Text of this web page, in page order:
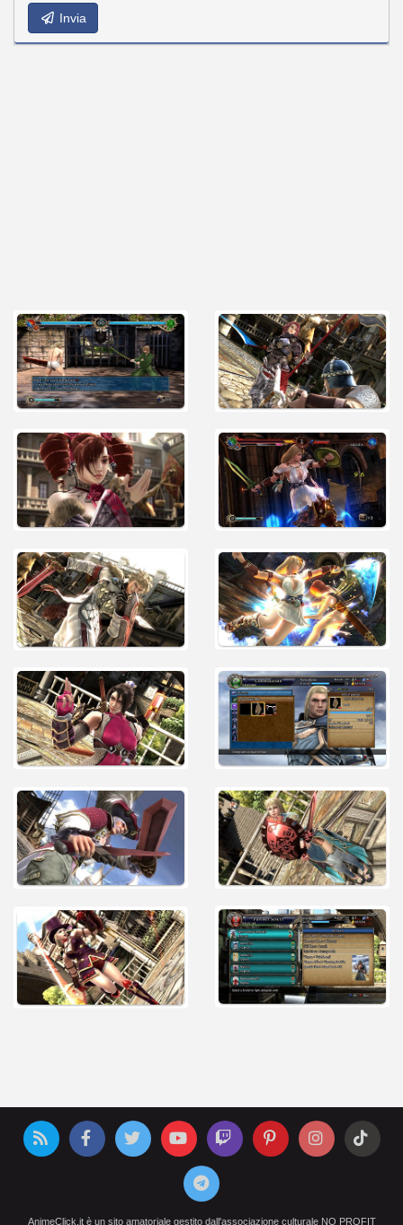
Invia
AnimeClick.it è un sito amatoriale gestito dall'associazione culturale NO PROFIT